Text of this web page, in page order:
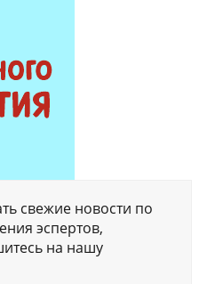
свежие новости по
эспертов,
на нашу